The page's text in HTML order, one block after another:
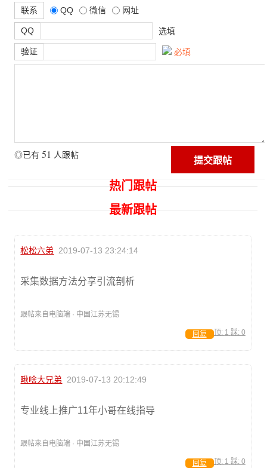
联系 QQ 微信 网址
QQ 选填
验证 必填
◎已有 51 人跟帖
热门跟帖
最新跟帖
松松六弟 2019-07-13 23:24:14
采集数据方法分享引流剖析
跟帖来自电脑端 · 中国江苏无锡
顶: 1 踩: 0
回复
瞅啥大兄弟 2019-07-13 20:12:49
专业线上推广11年小哥在线指导
跟帖来自电脑端 · 中国江苏无锡
顶: 1 踩: 0
回复